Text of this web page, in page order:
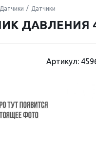
Датчики Датчики
ДАВЛЕНИЯ
Артикул: